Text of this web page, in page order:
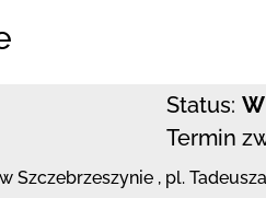
Status:
Termin
w Szczebrzeszynie , pl.